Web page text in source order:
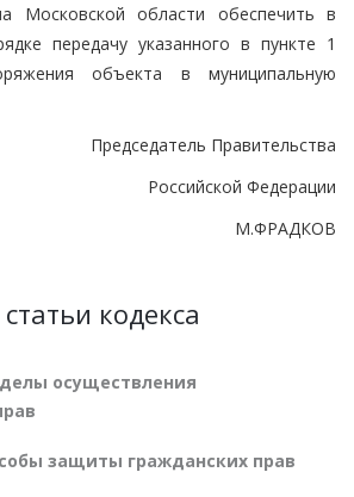
Московской области обеспечить в
передачу указанного в пункте 1
объекта в муниципальную
Председатель Правительства
Российской Федерации
М.ФРАДКОВ
кодекса
осуществления
защиты гражданских прав